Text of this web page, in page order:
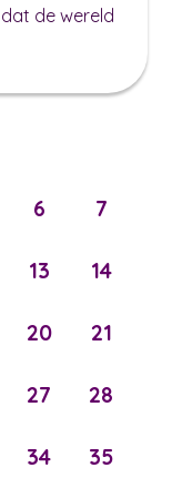
de wereld
6 7
13 14
20 21
27 28
34 35